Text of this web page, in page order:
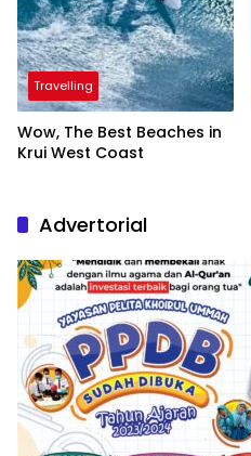
Travelling
Wow, The Best Beaches in
Krui West Coast
Advertorial